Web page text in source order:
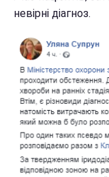
невірні діагноз.